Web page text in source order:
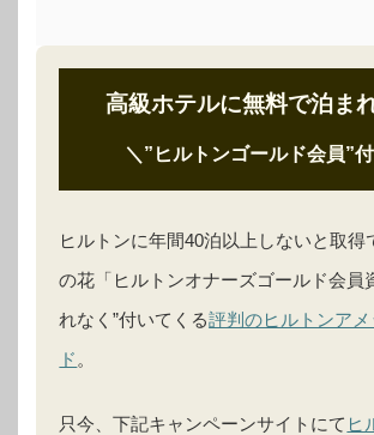
高級ホテルに無料で泊ま
＼”ヒルトンゴールド会員”
ヒルトンに年間40泊以上しないと取得
の花「ヒルトンオナーズゴールド会員
れなく”付いてくる評判のヒルトンア
ド 。
只今、下記キャンペーンサイトにて ヒ